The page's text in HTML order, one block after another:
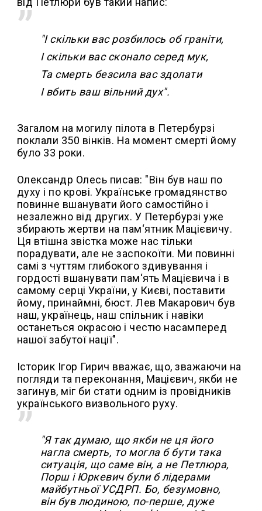
"І скільки вас розбилось об граніти,
І скільки вас сконало серед мук,
Та смерть безсила вас здолати
І вбить ваш вільний дух".
Загалом на могилу пілота в Петербурзі
поклали 350 вінків. На момент смерті йому
було 33 роки.
Олександр Олесь писав: "Він був наш по
духу і по крові. Українське громадянство
повинне вшанувати його самостійно і
незалежно від других. У Петербурзі уже
збирають жертви на пам‘ятник Мацієвичу.
Ця втішна звістка може нас тільки
порадувати, але не заспокоїти. Ми повинні
самі з чуттям глибокого здивування і
гордості вшанувати пам‘ять Мацієвича і в
самому серці України, у Києві, поставити
йому, принаймні, бюст. Лев Макарович був
наш, українець, наш спільник і навіки
останеться окрасою і честю насамперед
нашої забутої нації".
Історик Ігор Гирич вважає, що, зважаючи на
погляди та переконання, Мацієвич, якби не
загинув, міг би стати одним із провідників
українського визвольного руху.
"Я так думаю, що якби не ця його
нагла смерть, то могла б бути така
ситуація, що саме він, а не Петлюра,
Порш і Юркевич були б лідерами
майбутньої УСДРП. Бо, безумовно,
він був людиною, по-перше, дуже